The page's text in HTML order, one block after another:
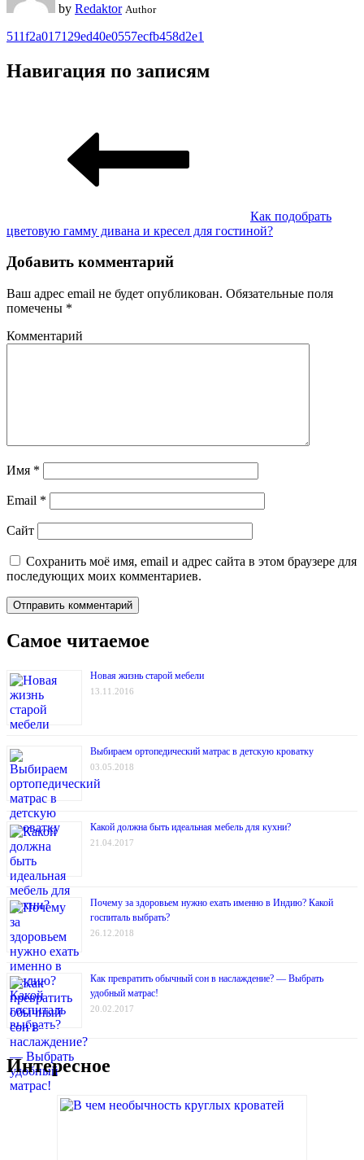
by Redaktor Author
511f2a017129ed40e0557ecfb458d2e1
Навигация по записям
Как подобрать
цветовую гамму дивана и кресел для гостиной?
Добавить комментарий
Ваш адрес email не будет опубликован. Обязательные поля
помечены *
Комментарий
Имя *
Email *
Сайт
Сохранить моё имя, email и адрес сайта в этом браузере для
последующих моих комментариев.
Самое читаемое
Новая жизнь старой мебели
13.11.2016
Выбираем ортопедический матрас в детскую кроватку
03.05.2018
Какой должна быть идеальная мебель для кухни?
21.04.2017
Почему за здоровьем нужно ехать именно в Индию? Какой
госпиталь выбрать?
26.12.2018
Как превратить обычный сон в наслаждение? — Выбрать
удобный матрас!
20.02.2017
Интересное